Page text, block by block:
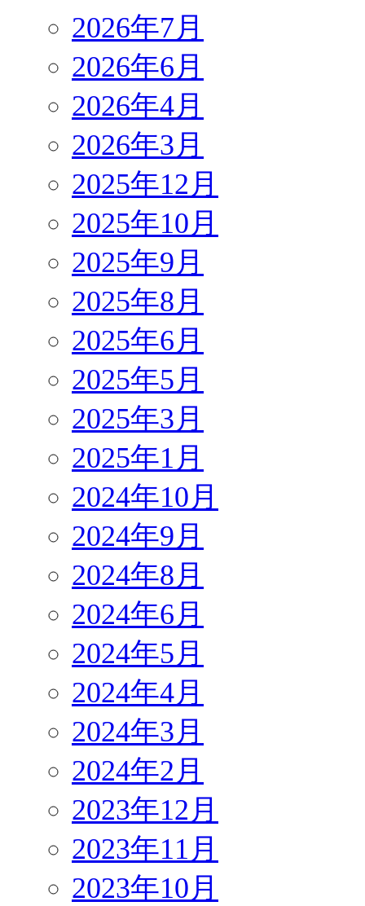
2026年7月
2026年6月
2026年4月
2026年3月
2025年12月
2025年10月
2025年9月
2025年8月
2025年6月
2025年5月
2025年3月
2025年1月
2024年10月
2024年9月
2024年8月
2024年6月
2024年5月
2024年4月
2024年3月
2024年2月
2023年12月
2023年11月
2023年10月